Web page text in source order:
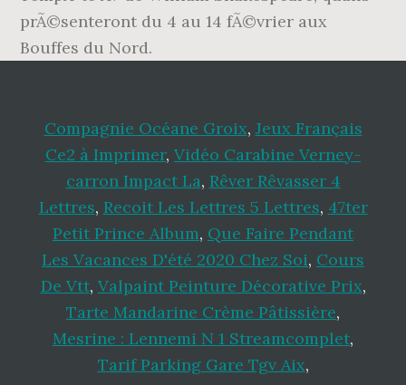
Compagnie Océane Groix, Jeux Français
Ce2 à Imprimer, Vidéo Carabine Verney-
carron Impact La, Rêver Rêvasser 4
Lettres, Recoit Les Lettres 5 Lettres, 47ter
Petit Prince Album, Que Faire Pendant
Les Vacances D'été 2020 Chez Soi, Cours
De Vtt, Valpaint Peinture Décorative Prix,
Tarte Mandarine Crème Pâtissière,
Mesrine : Lennemi N 1 Streamcomplet,
Tarif Parking Gare Tgv Aix,